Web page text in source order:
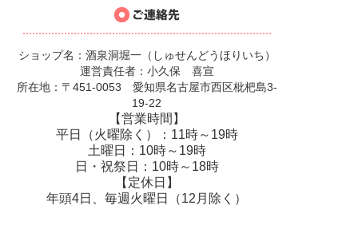
ショップ名：酒泉洞堀一（しゅせんどうほりいち）
運営責任者：小久保 喜宣
所在地：〒451-0053 愛知県名古屋市西区枇杷島3-
19-22
【営業時間】
平日（火曜除く）：11時～19時
土曜日：10時～19時
日・祝祭日：10時～18時
【定休日】
年頭4日、毎週火曜日（12月除く）